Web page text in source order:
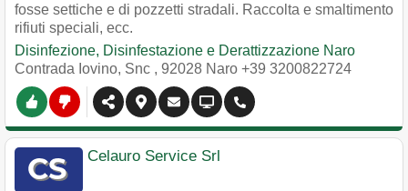
fosse settiche e di pozzetti stradali. Raccolta e smaltimento
rifiuti speciali, ecc.
Disinfezione, Disinfestazione e Derattizzazione Naro
Contrada Iovino, Snc , 92028 Naro +39 3200822724
Celauro Service Srl